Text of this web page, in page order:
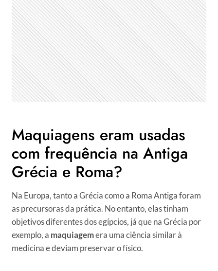
Maquiagens eram usadas
com frequência na Antiga
Grécia e Roma?
Na Europa, tanto a Grécia como a Roma Antiga foram
as precursoras da prática. No entanto, elas tinham
objetivos diferentes dos egípcios, já que na Grécia por
exemplo, a maquiagemera uma ciência similar à
medicina e deviam preservar o físico.